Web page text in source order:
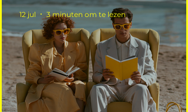
12 jul 3 minuten om te lezen